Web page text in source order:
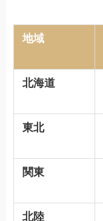
地域
北海道
東北
関東
北陸